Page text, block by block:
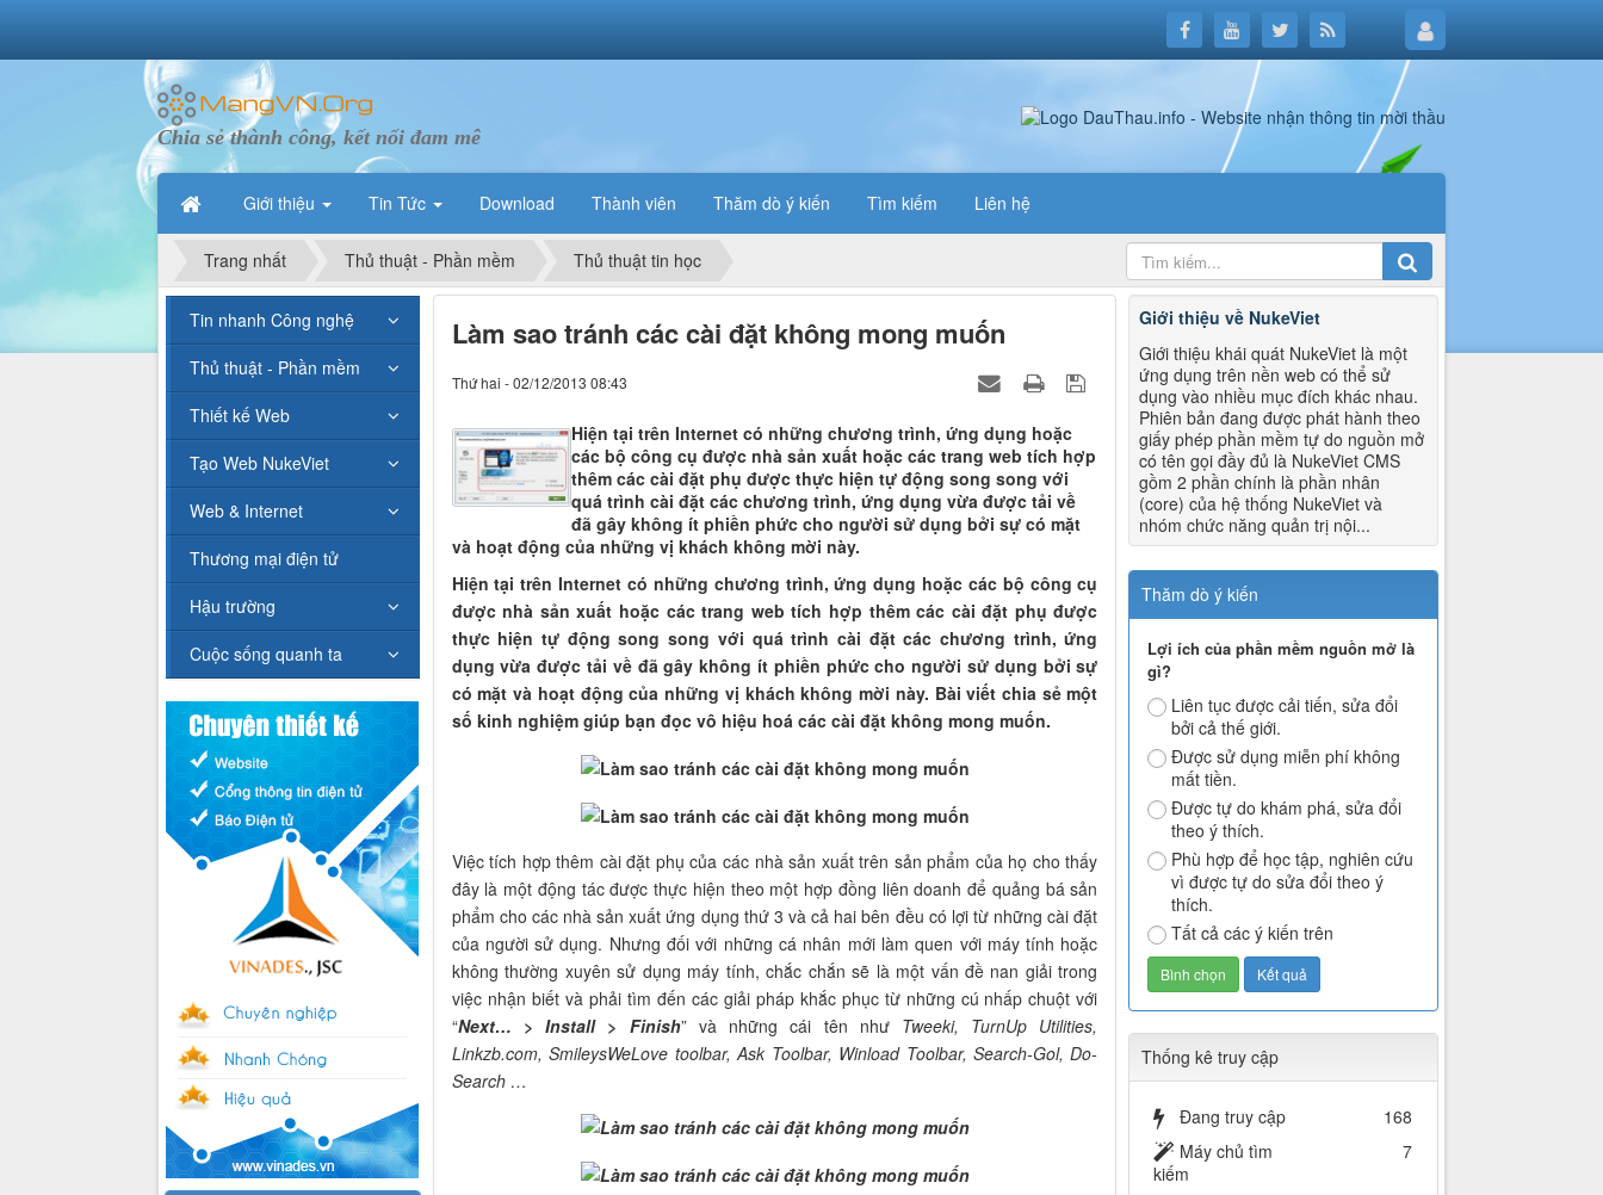
Chia sẻ thành công, kết nối đam mê
Giới thiệu Tin Tức Download Thành viên Thăm dò ý kiến Tìm kiếm Liên hệ
Trang nhất Thủ thuật - Phần mềm Thủ thuật tin học
Làm sao tránh các cài đặt không mong muốn
Thứ hai - 02/12/2013 08:43
Hiện tại trên Internet có những chương trình, ứng dụng hoặc
các bộ công cụ được nhà sản xuất hoặc các trang web tích hợp
thêm các cài đặt phụ được thực hiện tự động song song với
quá trình cài đặt các chương trình, ứng dụng vừa được tải về
đã gây không ít phiền phức cho người sử dụng bởi sự có mặt
và hoạt động của những vị khách không mời này.
Hiện tại trên Internet có những chương trình, ứng dụng hoặc các bộ công cụ
được nhà sản xuất hoặc các trang web tích hợp thêm các cài đặt phụ được
thực hiện tự động song song với quá trình cài đặt các chương trình, ứng
dụng vừa được tải về đã gây không ít phiền phức cho người sử dụng bởi sự
có mặt và hoạt động của những vị khách không mời này. Bài viết chia sẻ một
số kinh nghiệm giúp bạn đọc vô hiệu hoá các cài đặt không mong muốn.
Việc tích hợp thêm cài đặt phụ của các nhà sản xuất trên sản phẩm của họ cho thấy
đây là một động tác được thực hiện theo một hợp đồng liên doanh để quảng bá sản
phẩm cho các nhà sản xuất ứng dụng thứ 3 và cả hai bên đều có lợi từ những cài đặt
của người sử dụng. Nhưng đối với những cá nhân mới làm quen với máy tính hoặc
không thường xuyên sử dụng máy tính, chắc chắn sẽ là một vấn đề nan giải trong
việc nhận biết và phải tìm đến các giải pháp khắc phục từ những cú nhấp chuột với
“Next… > Install > Finish” và những cái tên như Tweeki, TurnUp Utilities,
Linkzb.com, SmileysWeLove toolbar, Ask Toolbar, Winload Toolbar, Search-Gol, Do-
Search …
Giới thiệu về NukeViet
Giới thiệu khái quát NukeViet là một
ứng dụng trên nền web có thể sử
dụng vào nhiều mục đích khác nhau.
Phiên bản đang được phát hành theo
giấy phép phần mềm tự do nguồn mở
có tên gọi đầy đủ là NukeViet CMS
gồm 2 phần chính là phần nhân
(core) của hệ thống NukeViet và
nhóm chức năng quản trị nội...
Thăm dò ý kiến
Lợi ích của phần mềm nguồn mở là
gì?
Liên tục được cải tiến, sửa đổi
bởi cả thế giới.
Được sử dụng miễn phí không
mất tiền.
Được tự do khám phá, sửa đổi
theo ý thích.
Phù hợp để học tập, nghiên cứu
vì được tự do sửa đổi theo ý
thích.
Tất cả các ý kiến trên
Thống kê truy cập
Đang truy cập
168
Máy chủ tìm
kiếm
7
Tin nhanh Công nghệ
Thủ thuật - Phần mềm
Thiết kế Web
Tạo Web NukeViet
Web & Internet
Thương mại điện tử
Hậu trường
Cuộc sống quanh ta